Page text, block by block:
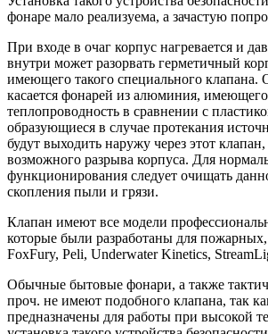
фонаре мало реализуема, а зачастую
При входе в очаг корпус нагревается и
внутри может разорвать герметичный
имеющего такого специального клапана.
касается фонарей из алюминия,
теплопроводность в сравнении с
образующиеся в случае протекания
будут выходить наружу через этот
возможного разрыва корпуса. Для
функционирования следует очищать
скопления пыли и грязи.
Клапан имеют все модели
которые были разработаны для
FoxFury, Peli, Underwater Kinetics,
Обычные бытовые фонари, а также
проч. не имеют подобного клапана, так
предназначены для работы при высокой